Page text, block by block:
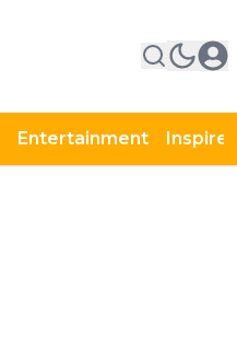
Entertainment